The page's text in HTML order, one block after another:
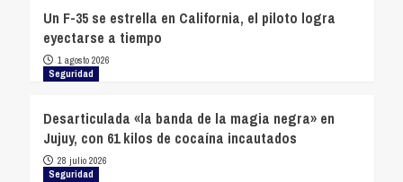
Un F-35 se estrella en California, el piloto logra
eyectarse a tiempo
1 agosto 2026
Seguridad
Desarticulada «la banda de la magia negra» en
Jujuy, con 61 kilos de cocaína incautados
28 julio 2026
Seguridad